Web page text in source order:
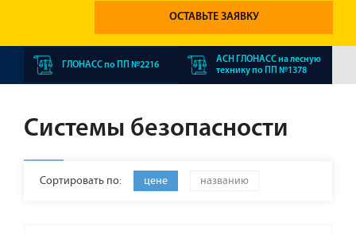
ОСТАВЬТЕ ЗАЯВКУ
ГЛОНАСС по ПП №2216
АСН ГЛОНАСС на лесную
технику по ПП №1378
Системы безопасности
Сортировать по: цене названию